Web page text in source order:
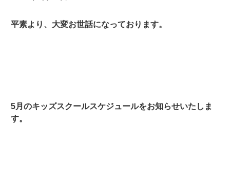
平素より、大変お世話になっております。
5月のキッズスクールスケジュールをお知らせいたしま
す。